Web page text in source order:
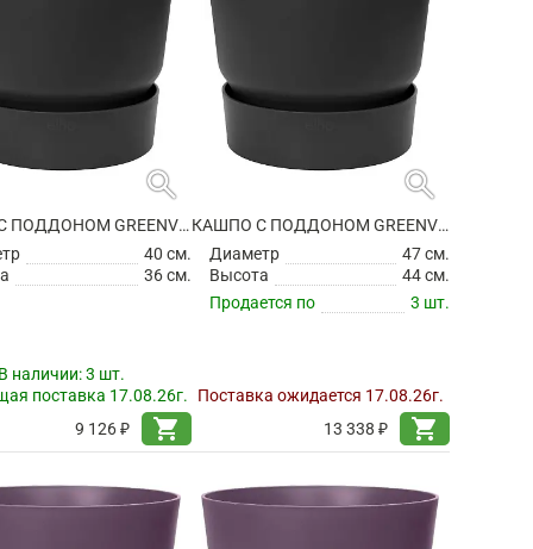
search
КАШПО С ПОДДОНОМ GREENVILLE ROUND LIVING BLACK
40 см.
36 см.
наличии:3 шт.
поставка 17.08.26г.
9 126 ₽
shopping_cart
search
КАШПО С ПОДДОНОМ GREENVILLE ROUND LIVING BLACK
Диаметр
47 см.
Высота
44 см.
Продается по
3 шт.
Поставка ожидается 17.08.26г.
13 338 ₽
shopping_cart